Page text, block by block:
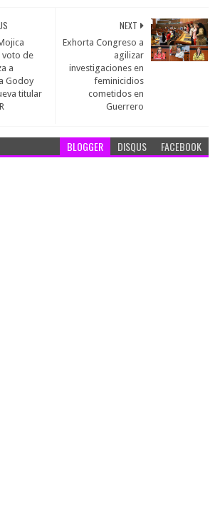
NEXT
Exhorta Congreso a
agilizar
investigaciones en
feminicidios
cometidos en
Guerrero
voto de
a
Godoy
titular
BLOGGER DISQUS FACEBOOK